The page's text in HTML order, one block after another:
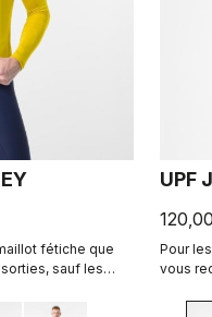
fétiche que
sauf les
Tissu d’été
UPF
Pour
vous